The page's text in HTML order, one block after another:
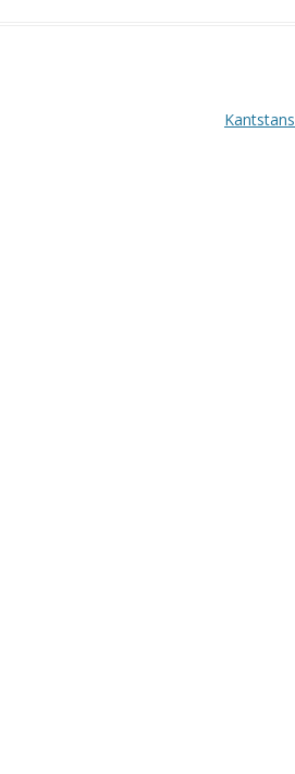
Kantstans